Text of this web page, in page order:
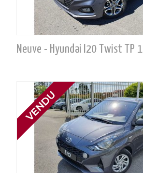
Neuve - Hyundai I20 Twist TP 1